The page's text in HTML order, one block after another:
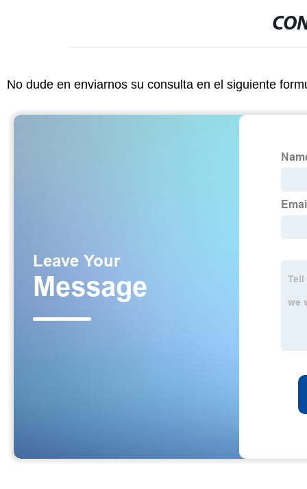
No dude en enviarnos su consulta en el siguiente